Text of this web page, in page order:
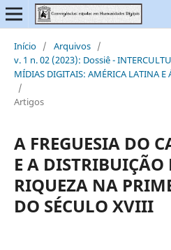
Início / Arquivos /
v. 1 n. 02 (2023): Dossiê -
MÍDIAS DIGITAIS: AMÉRICA LATINA E
/
Artigos
A FREGUESIA DO
E A DISTRIBUIÇÃO
RIQUEZA NA
DO SÉCULO XVIII